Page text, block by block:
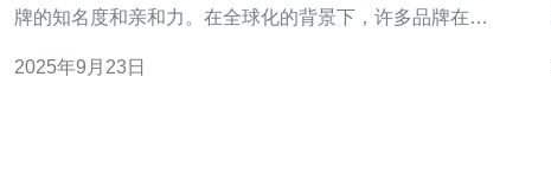
牌的知名度和亲和力。在全球化的背景下，许多品牌在进
以便让消费者产生共鸣。群青歌希望通过使用易于理解的
2025年9月23日